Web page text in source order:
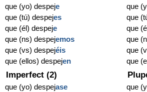
que (yo) despeje
que (tú) despejes
que (él) despeje
que (ns) despejemos
que (vs) despejéis
que (ellos) despejen
que
que
que
que
que
que
Imperfect (2)
que (yo) despejase
que